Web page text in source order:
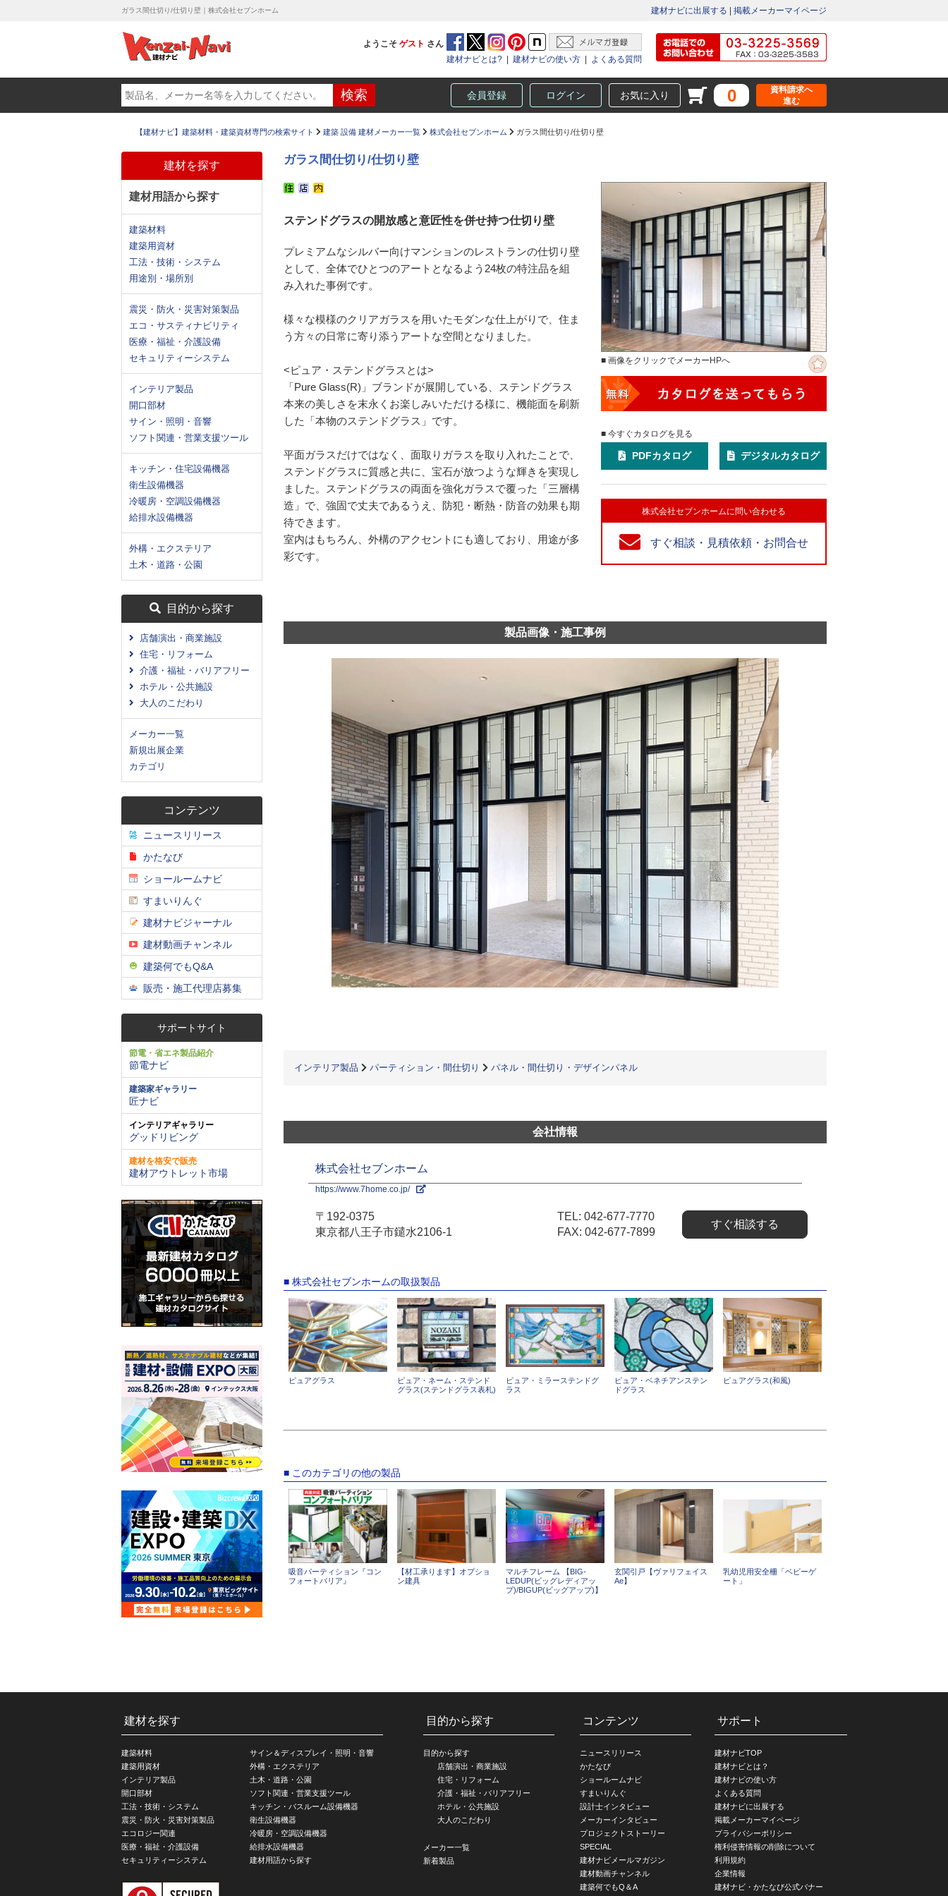
ガラス間仕切り/仕切り壁｜株式会社セブンホーム 建材ナビに出展する 掲載メーカーマイページ
ようこそ ゲスト さん
建材ナビとは?
建材ナビの使い方 よくある質問
会員登録 ログイン お気に入り 0
資料請求へ
進む
【建材ナビ】建築材料・建築資材専門の検索サイト 建築 設備 建材メーカー一覧 株式会社セブンホーム ガラス間仕切り/仕切り壁
建材を探す
建材用語から探す
建築材料
建築用資材
工法・技術・システム
用途別・場所別
震災・防火・災害対策製品
エコ・サスティナビリティ
医療・福祉・介護設備
セキュリティーシステム
インテリア製品
開口部材
サイン・照明・音響
ソフト関連・営業支援ツール
キッチン・住宅設備機器
衛生設備機器
冷暖房・空調設備機器
給排水設備機器
外構・エクステリア
土木・道路・公園
目的から探す
店舗演出・商業施設
住宅・リフォーム
介護・福祉・バリアフリー
ホテル・公共施設
大人のこだわり
メーカー一覧
新規出展企業
カテゴリ
コンテンツ
ニュースリリース
かたなび
ショールームナビ
すまいりんぐ
建材ナビジャーナル
建材動画チャンネル
建築何でもQ&A
販売・施工代理店募集
サポートサイト
節電・省エネ製品紹介
節電ナビ
建築家ギャラリー
匠ナビ
インテリアギャラリー
グッドリビング
建材を格安で販売
建材アウトレット市場
ガラス間仕切り/仕切り壁
ステンドグラスの開放感と意匠性を併せ持つ仕切り壁
プレミアムなシルバー向けマンションのレストランの仕切り壁
として、全体でひとつのアートとなるよう24枚の特注品を組
み入れた事例です。
様々な模様のクリアガラスを用いたモダンな仕上がりで、住ま
う方々の日常に寄り添うアートな空間となりました。
<ピュア・ステンドグラスとは>
「Pure Glass(R)」ブランドが展開している、ステンドグラス
本来の美しさを末永くお楽しみいただける様に、機能面を刷新
した「本物のステンドグラス」です。
平面ガラスだけではなく、面取りガラスを取り入れたことで、
ステンドグラスに質感と共に、宝石が放つような輝きを実現し
ました。ステンドグラスの両面を強化ガラスで覆った「三層構
造」で、強固で丈夫であるうえ、防犯・断熱・防音の効果も期
待できます。
室内はもちろん、外構のアクセントにも適しており、用途が多
彩です。
■ 画像をクリックでメーカーHPへ
■ 今すぐカタログを見る
PDFカタログ デジタルカタログ
株式会社セブンホームに問い合わせる
すぐ相談・見積依頼・お問合せ
製品画像・施工事例
インテリア製品 パーティション・間仕切り パネル・間仕切り・デザインパネル
会社情報
株式会社セブンホーム
https://www.7home.co.jp/
〒192-0375
東京都八王子市鑓水2106-1
TEL: 042-677-7770
FAX: 042-677-7899
すぐ相談する
■ 株式会社セブンホームの取扱製品
ピュアグラス
ピュア・ネーム・ステンド
グラス(ステンドグラス表札)
ピュア・ミラーステンドグ
ラス
ピュア・ベネチアンステン
ドグラス
ピュアグラス(和風)
■ このカテゴリの他の製品
吸音パーティション『コン
フォートバリア』
【材工承ります】オプショ
ン建具
マルチフレーム 【BIG-
LEDUP(ビッグレディアッ
プ)/BIGUP(ビッグアップ)】
玄関引戸【ヴァリフェイス
Ae】
乳幼児用安全柵「ベビーゲ
ート」
建材を探す
建築材料
建築用資材
インテリア製品
開口部材
工法・技術・システム
震災・防火・災害対策製品
エコロジー関連
医療・福祉・介護設備
セキュリティーシステム
サイン＆ディスプレイ・照明・音響
外構・エクステリア
土木・道路・公園
ソフト関連・営業支援ツール
キッチン・バスルーム設備機器
衛生設備機器
冷暖房・空調設備機器
給排水設備機器
建材用語から探す
目的から探す
目的から探す
店舗演出・商業施設
住宅・リフォーム
介護・福祉・バリアフリー
ホテル・公共施設
大人のこだわり
メーカー一覧
新着製品
コンテンツ
ニュースリリース
かたなび
ショールームナビ
すまいりんぐ
設計士インタビュー
メーカーインタビュー
プロジェクトストーリー
SPECIAL
建材ナビメールマガジン
建材動画チャンネル
建築何でもQ＆A
サポート
建材ナビTOP
建材ナビとは？
建材ナビの使い方
よくある質問
建材ナビに出展する
掲載メーカーマイページ
プライバシーポリシー
権利侵害情報の削除について
利用規約
企業情報
建材ナビ・かたなび公式バナー